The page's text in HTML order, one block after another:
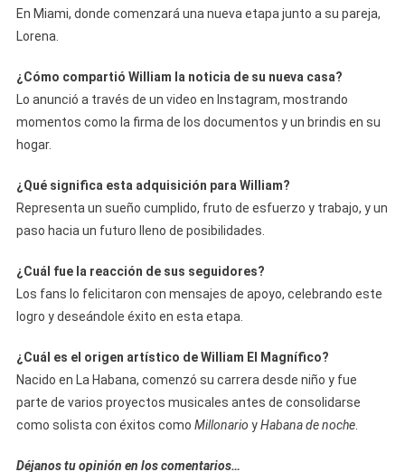
En Miami, donde comenzará una nueva etapa junto a su pareja,
Lorena.
¿Cómo compartió William la noticia de su nueva casa?
Lo anunció a través de un video en Instagram, mostrando
momentos como la firma de los documentos y un brindis en su
hogar.
¿Qué significa esta adquisición para William?
Representa un sueño cumplido, fruto de esfuerzo y trabajo, y un
paso hacia un futuro lleno de posibilidades.
¿Cuál fue la reacción de sus seguidores?
Los fans lo felicitaron con mensajes de apoyo, celebrando este
logro y deseándole éxito en esta etapa.
¿Cuál es el origen artístico de William El Magnífico?
Nacido en La Habana, comenzó su carrera desde niño y fue
parte de varios proyectos musicales antes de consolidarse
como solista con éxitos como Millonario yHabana de noche.
Déjanos tu opinión en los comentarios…